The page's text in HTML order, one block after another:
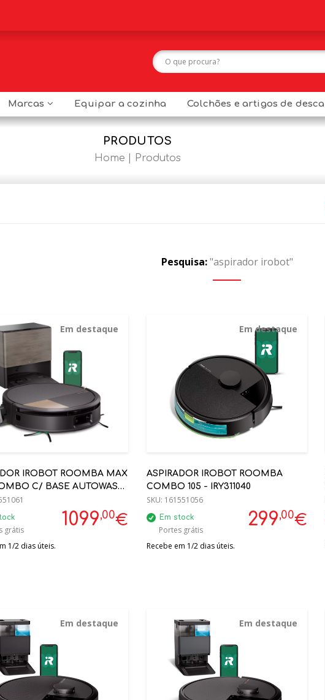
Marcas Equipar a cozinha Colchões e artigos de
PRODUTOS
Home Produtos
Pesquisa:"aspirador irobot"
Em destaque
IROBOT ROOMBA MAX
C/ BASE AUTOWASH
1099,00€
grátis
1/2 dias úteis.
Em destaque
ASPIRADOR IROBOT ROOMBA
COMBO 105 - IRY311040
299,00€
SKU: 161551056
Em stock
Portes grátis
Recebe em 1/2 dias úteis.
Em destaque Em destaque